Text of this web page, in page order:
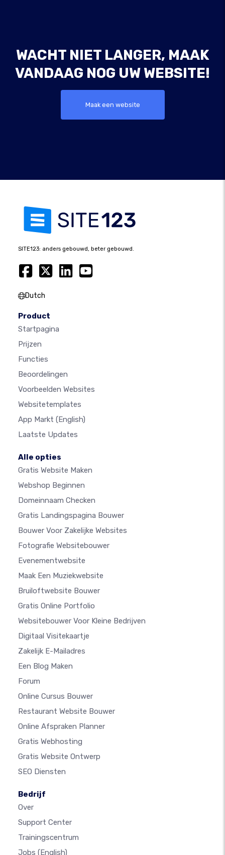
WACHT NIET LANGER, MAAK
VANDAAG NOG UW WEBSITE!
Maak een website
SITE123: anders gebouwd, beter gebouwd.
Dutch
Product
Startpagina
Prijzen
Functies
Beoordelingen
Voorbeelden Websites
Websitetemplates
App Markt (English)
Laatste Updates
Alle opties
Gratis Website Maken
Webshop Beginnen
Domeinnaam Checken
Gratis Landingspagina Bouwer
Bouwer Voor Zakelijke Websites
Fotografie Websitebouwer
Evenementwebsite
Maak Een Muziekwebsite
Bruiloftwebsite Bouwer
Gratis Online Portfolio
Websitebouwer Voor Kleine Bedrijven
Digitaal Visitekaartje
Zakelijk E-Mailadres
Een Blog Maken
Forum
Online Cursus Bouwer
Restaurant Website Bouwer
Online Afspraken Planner
Gratis Webhosting
Gratis Website Ontwerp
SEO Diensten
Bedrijf
Over
Support Center
Trainingscentrum
Jobs (English)